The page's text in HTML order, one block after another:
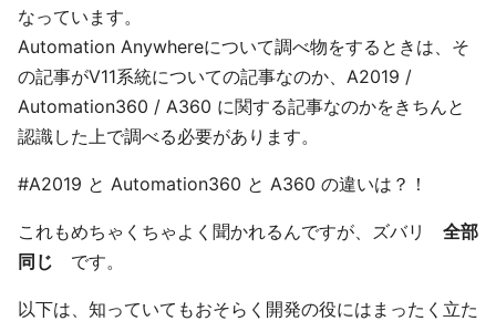
なっています。
Automation Anywhereについて調べ物をするときは、そ
の記事がV11系統についての記事なのか、A2019 /
Automation360 / A360 に関する記事なのかをきちんと
認識した上で調べる必要があります。
#A2019 と Automation360 と A360 の違いは？！
これもめちゃくちゃよく聞かれるんですが、ズバリ 全部
同じ です。
以下は、知っていてもおそらく開発の役にはまったく立た